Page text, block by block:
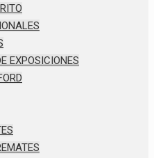
EXPOSICIONES